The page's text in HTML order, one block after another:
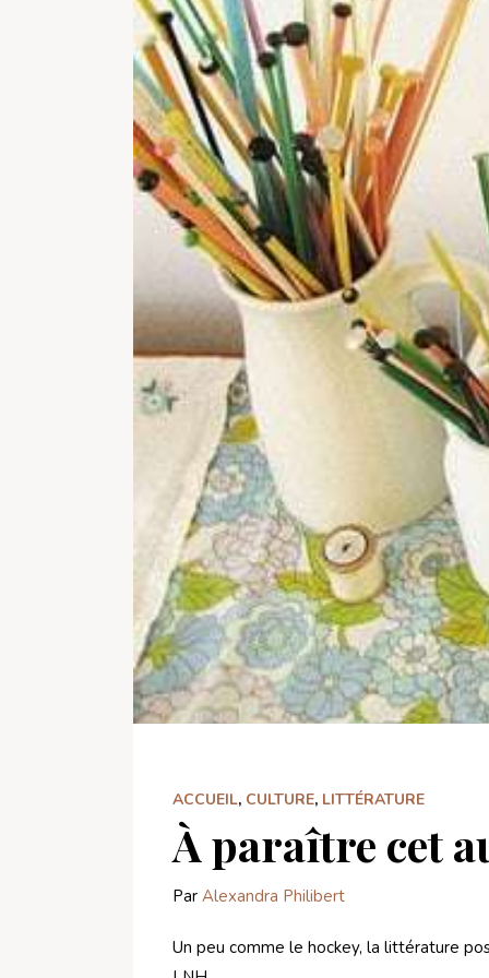
ACCUEIL, CULTURE, LITTÉRATURE
À paraître cet
Par Alexandra Philibert
Un peu comme le hockey, la littérature